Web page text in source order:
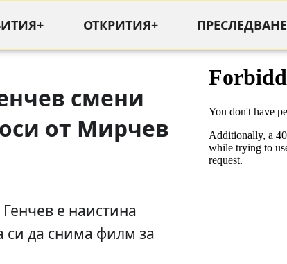
ОТКРИТИЯ+ ПРЕСЛЕДВАНЕ
смени
от Мирчев
е наистина
си да снима филм за